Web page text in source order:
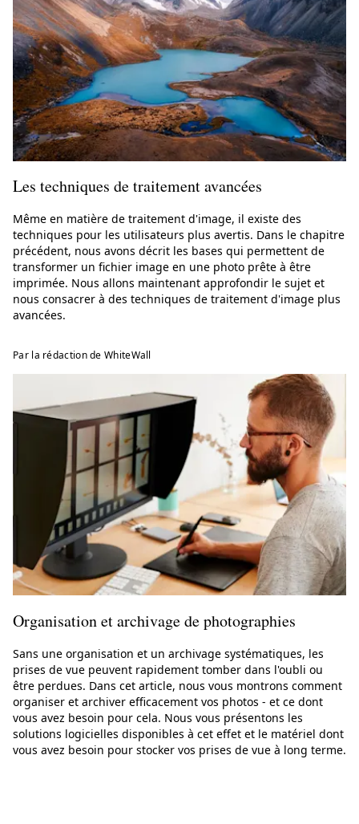
Les techniques de traitement avancées
Même en matière de traitement d'image, il existe des
techniques pour les utilisateurs plus avertis. Dans le chapitre
précédent, nous avons décrit les bases qui permettent de
transformer un fichier image en une photo prête à être
imprimée. Nous allons maintenant approfondir le sujet et
nous consacrer à des techniques de traitement d'image plus
avancées.
Par la rédaction de WhiteWall
Organisation et archivage de photographies
Sans une organisation et un archivage systématiques, les
prises de vue peuvent rapidement tomber dans l'oubli ou
être perdues. Dans cet article, nous vous montrons comment
organiser et archiver efficacement vos photos - et ce dont
vous avez besoin pour cela. Nous vous présentons les
solutions logicielles disponibles à cet effet et le matériel dont
vous avez besoin pour stocker vos prises de vue à long terme.